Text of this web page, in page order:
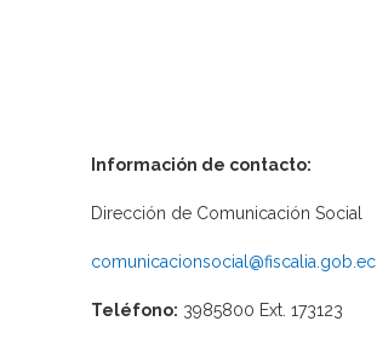
Información de contacto:
Dirección de Comunicación Social
comunicacionsocial@fiscalia.gob.ec
Teléfono: 3985800 Ext. 173123